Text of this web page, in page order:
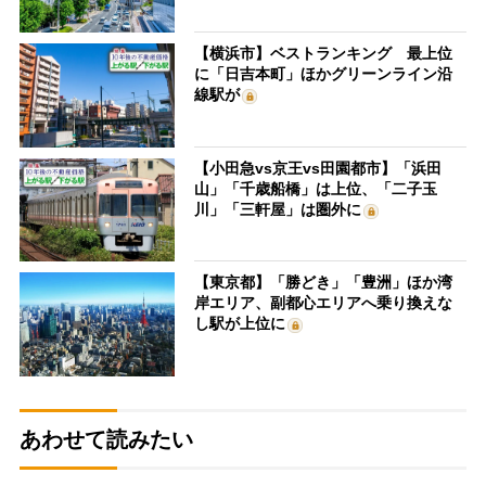
【横浜市】ベストランキング 最上位
に「日吉本町」ほかグリーンライン沿
線駅が
【小田急vs京王vs田園都市】「浜田
山」「千歳船橋」は上位、「二子玉
川」「三軒屋」は圏外に
【東京都】「勝どき」「豊洲」ほか湾
岸エリア、副都心エリアへ乗り換えな
し駅が上位に
あわせて読みたい